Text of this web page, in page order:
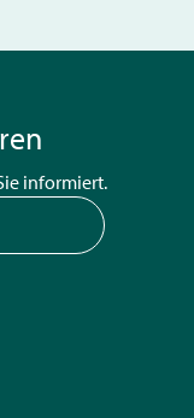
informiert.